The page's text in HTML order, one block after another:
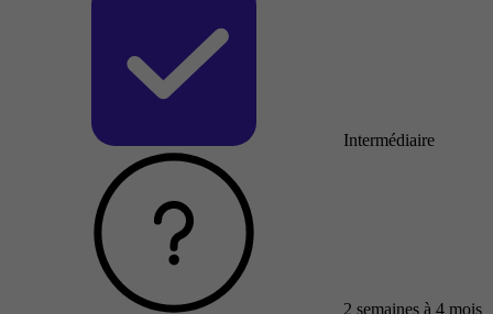
Intermédiaire
2 semaines à 4 mois